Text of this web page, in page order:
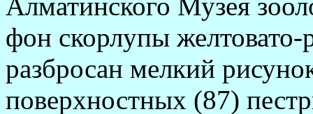
фон скорлупы
разбросан мелкий
поверхностных (87)